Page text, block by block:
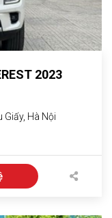
2023
Giấy, Hà Nội